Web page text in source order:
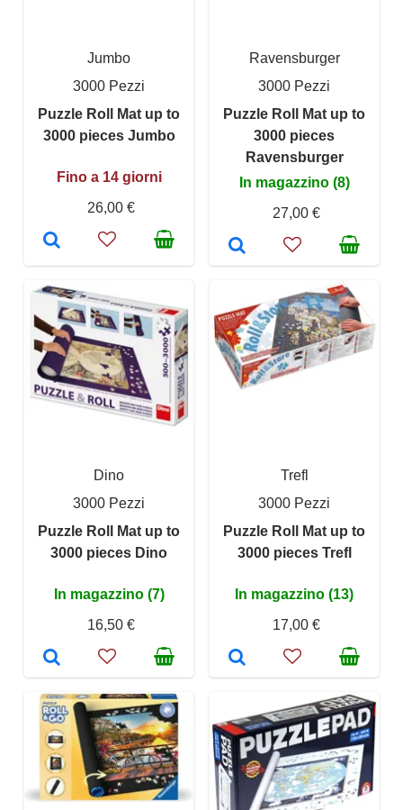
Jumbo
3000 Pezzi
Puzzle Roll Mat up to
3000 pieces Jumbo
Fino a 14 giorni
26,00 €
Ravensburger
3000 Pezzi
Puzzle Roll Mat up to
3000 pieces
Ravensburger
In magazzino (8)
27,00 €
Dino
3000 Pezzi
Puzzle Roll Mat up to
3000 pieces Dino
In magazzino (7)
16,50 €
Trefl
3000 Pezzi
Puzzle Roll Mat up to
3000 pieces Trefl
In magazzino (13)
17,00 €